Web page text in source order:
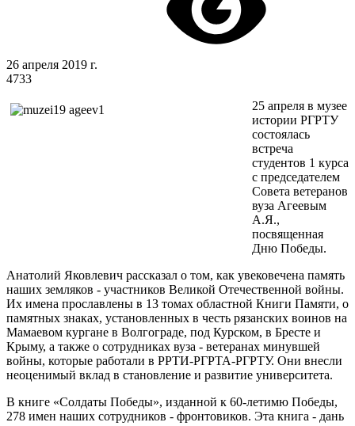
26 апреля 2019 г.
4733
25 апреля в музее
истории РГРТУ
состоялась
встреча
студентов 1 курса
с председателем
Совета ветеранов
вуза Агеевым
А.Я.,
посвященная
Дню Победы.
Анатолий Яковлевич рассказал о том, как увековечена память
наших земляков - участников Великой Отечественной войны.
Их имена прославлены в 13 томах областной Книги Памяти, о
памятных знаках, установленных в честь рязанских воинов на
Мамаевом кургане в Волгограде, под Курском, в Бресте и
Крыму, а также о сотрудниках вуза - ветеранах минувшей
войны, которые работали в РРТИ-РГРТА-РГРТУ. Они внесли
неоценимый вклад в становление и развитие университета.
В книге «Солдаты Победы», изданной к 60-летимю Победы,
278 имен наших сотрудников - фронтовиков. Эта книга - дань